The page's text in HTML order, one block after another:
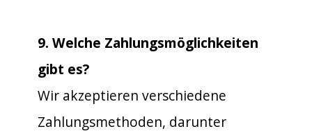
9. Welche Zahlungsmöglichkeiten
gibt es?
Wir akzeptieren verschiedene
Zahlungsmethoden, darunter